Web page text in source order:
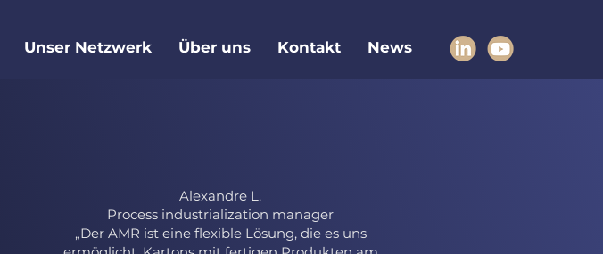
Unser Netzwerk Über uns Kontakt News
Alexandre L.
Process industrialization manager
„Der AMR ist eine flexible Lösung, die es uns